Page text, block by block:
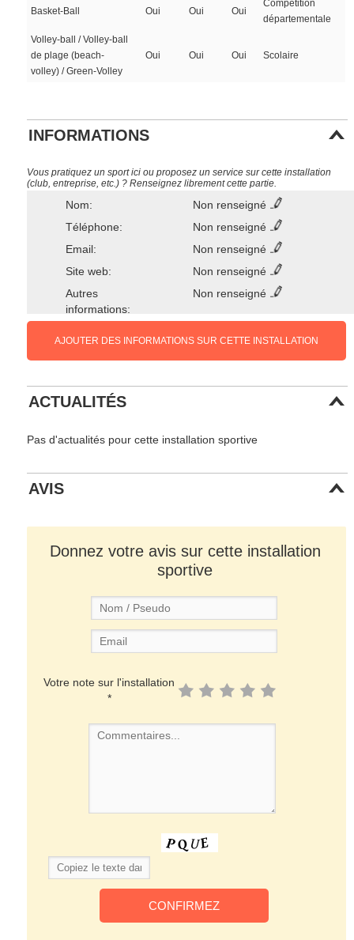
Basket-Ball Oui Oui Oui
Compétition
départementale
Volley-ball / Volley-ball
de plage (beach-
volley) / Green-Volley
Oui Oui Oui Scolaire
INFORMATIONS
Vous pratiquez un sport ici ou proposez un service sur cette installation
(club, entreprise, etc.) ? Renseignez librement cette partie.
Nom:
Non renseigné
Téléphone:
Non renseigné
Email:
Non renseigné
Site web:
Non renseigné
Autres
informations:
Non renseigné
AJOUTER DES INFORMATIONS SUR CETTE INSTALLATION
ACTUALITÉS
Pas d'actualités pour cette installation sportive
AVIS
Donnez votre avis sur cette installation
sportive
Votre note sur l'installation
*